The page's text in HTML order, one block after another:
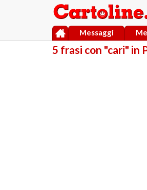
Messaggi
5 frasi con "cari" in